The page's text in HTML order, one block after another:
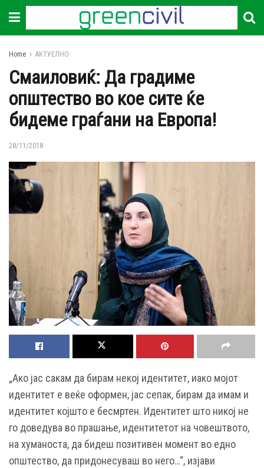
Home АКТУЕЛНО
Смаиловиќ: Да градиме
општество во кое сите ќе
бидеме граѓани на Европа!
28/11/2018
„Ако јас сакам да бирам некој идентитет, иако мојот
идентитет е веќе оформен, јас сепак, бирам да имам и
идентитет којшто е бесмртен. Идентитет што никој не
го доведува во прашање, идентитетот на човештвото,
на хуманоста, да бидеш позитивен момент во едно
општество, да придонесуваш во него…“, изјави